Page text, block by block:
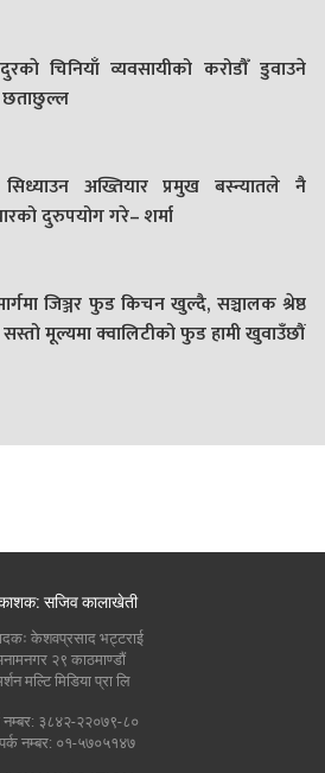
चिनियाँ व्यवसायीको करोडौँ डुवाउने
छताछुल्ल
अख्तियार प्रमुख बस्न्यातले नै
दुरुपयोग गरे– शर्मा
जिञ्जर फुड किचन खुल्दै, सञ्चालक श्रेष्ठ
मूल्यमा क्वालिटीको फुड हामी खुवाउँछौं
सजिव कालाखेती
केशवप्रसाद भट्टराई
२९ काठमाण्डौं
मल्टि मिडिया प्रा लि
नम्बर: ३८४२-२२०७९-८०
नम्बर: ०१-५७०५१४७